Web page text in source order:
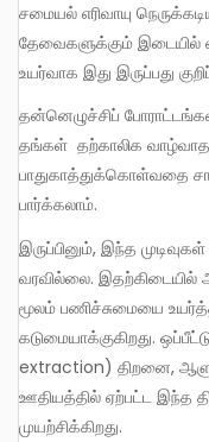
சமையல் எரிவாயு
தேவைகளுக்கும் இடையில்
உயர்வாக இது இருப்பது
தன்னெழுச்சிப் போராட்டங்களின் காரணமாக – தொழிலாளர் வர்க்கம்
தங்கள் தற்காலிக
பாதுகாத்துக்கொள்வதை
பார்க்கலாம்.
இருப்பினும், இந்த முடிவுகள் இன்னும் பெரும்பாலும் நடைமுறைக்கு
வரவில்லை.
மூலம் பணிச்சுமையை
கடுமையாக்குகிறது.
extraction) திறனை,
ஊதியத்தில் ஏற்பட்ட இந்த
முயற்சிக்கிறது.